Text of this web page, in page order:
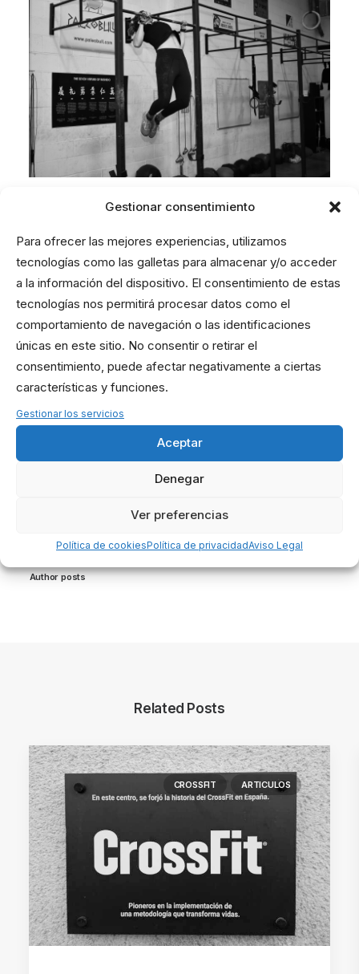
Gestionar consentimiento
Para ofrecer las mejores experiencias, utilizamos
tecnologías como las galletas para almacenar y/o acceder
a la información del dispositivo. El consentimiento de estas
tecnologías nos permitirá procesar datos como el
comportamiento de navegación o las identificaciones
únicas en este sitio. No consentir o retirar el
consentimiento, puede afectar negativamente a ciertas
características y funciones.
Gestionar los servicios
Aceptar
Denegar
Ver preferencias
Política de cookiesPolítica de privacidadAviso Legal
CROSSFIT WOD
Jorge Chiches
Author posts
Related Posts
CROSSFIT ARTICULOS